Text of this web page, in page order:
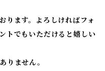
ります。よろしければフォ
トでもいただけると嬉しい
りません。